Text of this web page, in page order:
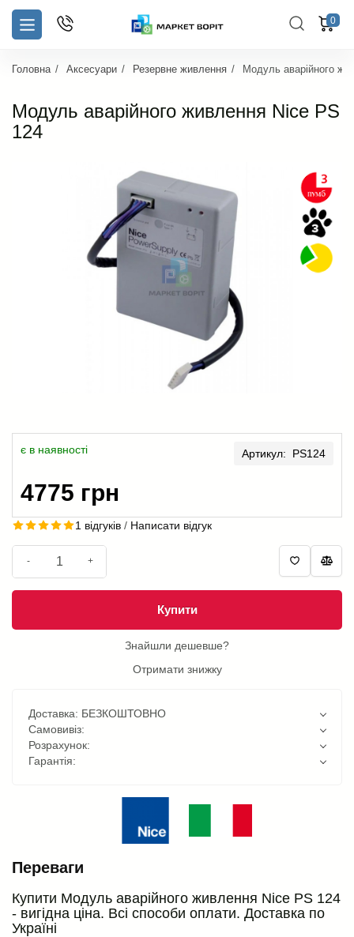
0
Головна Аксесуари Резервне живлення Модуль аварійного
Модуль аварійного живлення Nice PS
124
є в наявності Артикул: PS124
4775 грн
1 відгуків / Написати відгук
- +
Купити
Знайшли дешевше?
Отримати знижку
Доставка: БЕЗКОШТОВНО
Самовивіз:
Розрахунок:
Гарантія:
Переваги
Купити Модуль аварійного живлення Nice PS 124
- вигідна ціна. Всі способи оплати. Доставка по
Україні